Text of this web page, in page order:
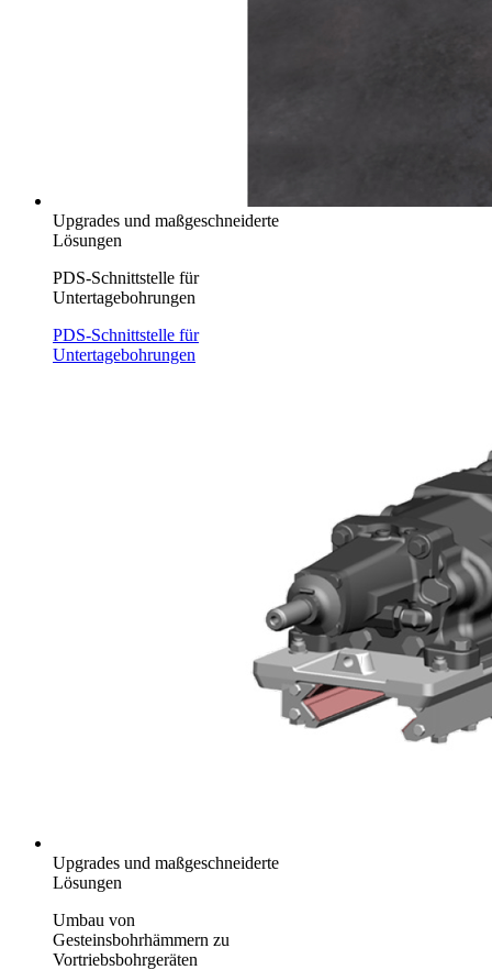
Upgrades und maßgeschneiderte
Lösungen
PDS-Schnittstelle für
Untertagebohrungen
PDS-Schnittstelle für
Untertagebohrungen
Upgrades und maßgeschneiderte
Lösungen
Umbau von
Gesteinsbohrhämmern zu
Vortriebsbohrgeräten